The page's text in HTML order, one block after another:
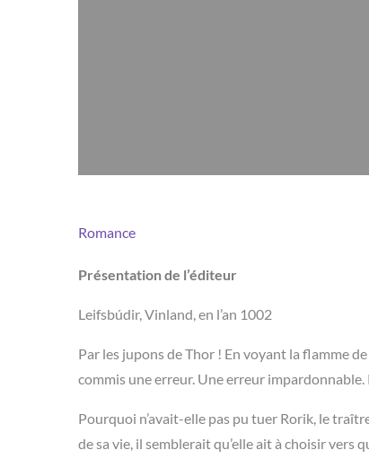
Romance
Présentation de l’éditeur
Leifsbúdir, Vinland, en l’an 1002
Par les jupons de Thor ! En voyant la flamme
commis une erreur. Une erreur
Pourquoi n’avait-elle pas pu tuer Rorik, le
de sa vie, il semblerait qu’elle ait à choisir vers